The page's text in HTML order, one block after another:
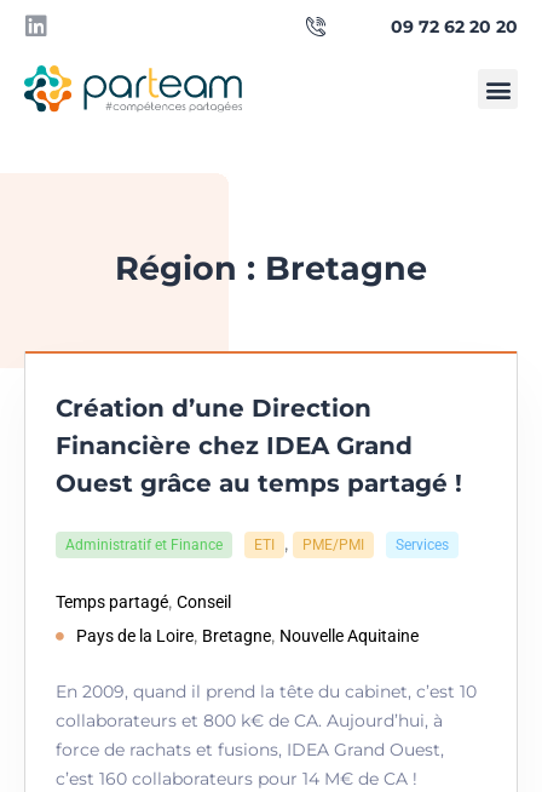
09 72 62 20 20
Région : Bretagne
Création d’une Direction
Financière chez IDEA Grand
Ouest grâce au temps partagé !
Administratif et Finance ETI , PME/PMI Services
Temps partagé, Conseil
Pays de la Loire, Bretagne, Nouvelle Aquitaine
En 2009, quand il prend la tête du cabinet, c’est 10
collaborateurs et 800 k€ de CA. Aujourd’hui, à
force de rachats et fusions, IDEA Grand Ouest,
c’est 160 collaborateurs pour 14 M€ de CA !